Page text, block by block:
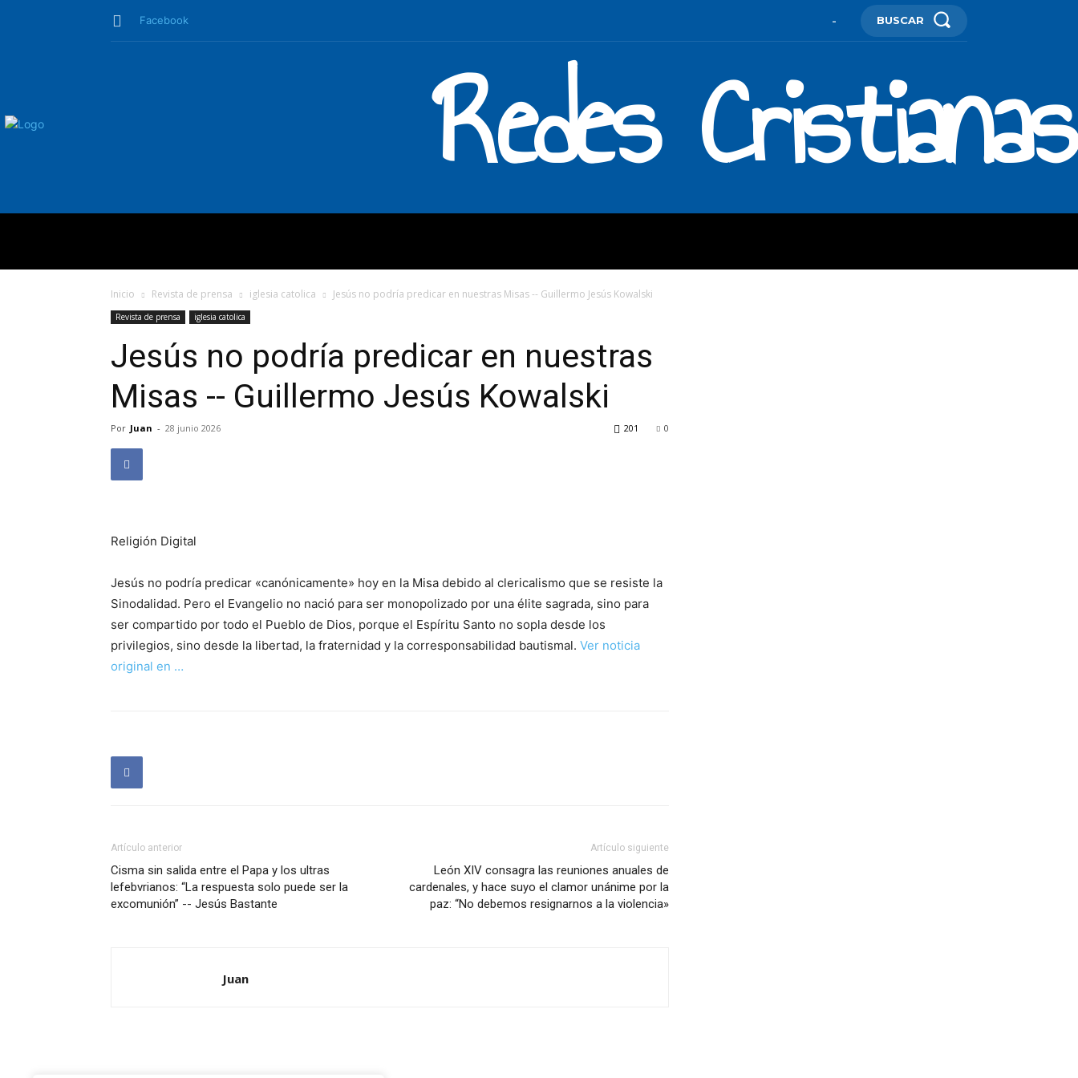
Facebook - BUSCAR
Redes Cristianas
Inicio Revista de prensa iglesia catolica Jesús no podría predicar en nuestras Misas -- Guillermo Jesús Kowalski
Revista de prensa iglesia catolica
Jesús no podría predicar en nuestras
Misas -- Guillermo Jesús Kowalski
Por Juan - 28 junio 2026 0
201
Religión Digital
Jesús no podría predicar «canónicamente» hoy en la Misa debido al clericalismo que se resiste la
Sinodalidad. Pero el Evangelio no nació para ser monopolizado por una élite sagrada, sino para
ser compartido por todo el Pueblo de Dios, porque el Espíritu Santo no sopla desde los
privilegios, sino desde la libertad, la fraternidad y la corresponsabilidad bautismal. Ver noticia
original en …
Artículo anterior
Cisma sin salida entre el Papa y los ultras
lefebvrianos: “La respuesta solo puede ser la
excomunión” -- Jesús Bastante
Artículo siguiente
León XIV consagra las reuniones anuales de
cardenales, y hace suyo el clamor unánime por la
paz: “No debemos resignarnos a la violencia»
Juan